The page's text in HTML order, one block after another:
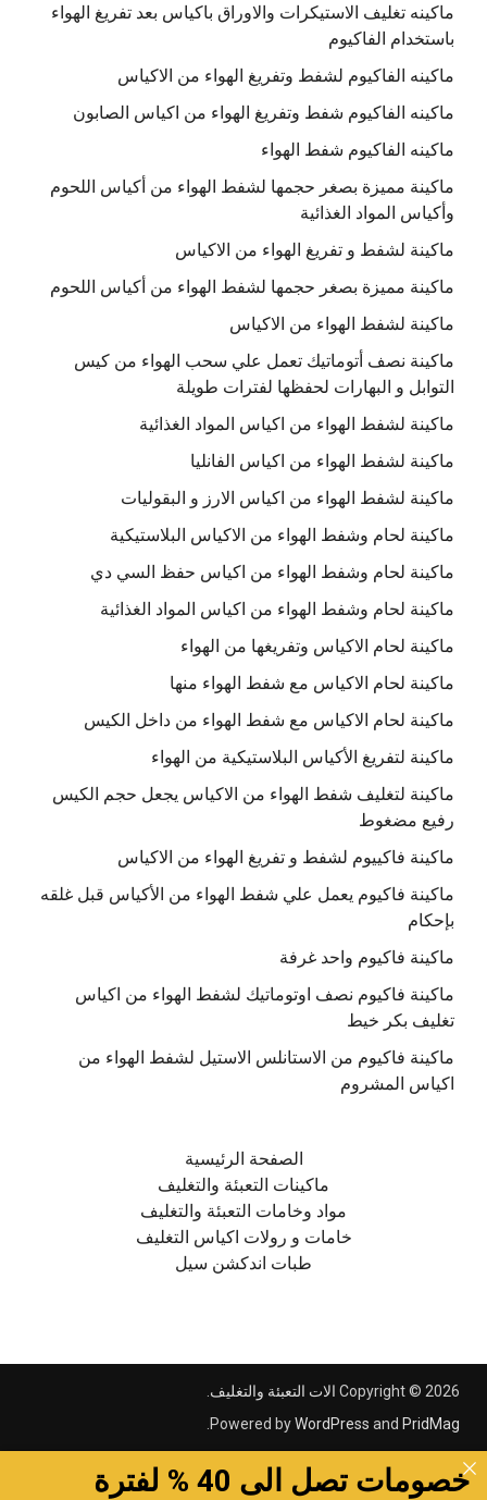
ماكينه تغليف الاستيكرات والاوراق باكياس بعد تفريغ الهواء
باستخدام الفاكيوم
ماكينه الفاكيوم لشفط وتفريغ الهواء من الاكياس
ماكينه الفاكيوم شفط وتفريغ الهواء من اكياس الصابون
ماكينه الفاكيوم شفط الهواء
ماكينة مميزة بصغر حجمها لشفط الهواء من أكياس اللحوم
وأكياس المواد الغذائية
ماكينة لشفط و تفريغ الهواء من الاكياس
ماكينة مميزة بصغر حجمها لشفط الهواء من أكياس اللحوم
ماكينة لشفط الهواء من الاكياس
ماكينة نصف أتوماتيك تعمل علي سحب الهواء من كيس
التوابل و البهارات لحفظها لفترات طويلة
ماكينة لشفط الهواء من اكياس المواد الغذائية
ماكينة لشفط الهواء من اكياس الفانليا
ماكينة لشفط الهواء من اكياس الارز و البقوليات
ماكينة لحام وشفط الهواء من الاكياس البلاستيكية
ماكينة لحام وشفط الهواء من اكياس حفظ السي دي
ماكينة لحام وشفط الهواء من اكياس المواد الغذائية
ماكينة لحام الاكياس وتفريغها من الهواء
ماكينة لحام الاكياس مع شفط الهواء منها
ماكينة لحام الاكياس مع شفط الهواء من داخل الكيس
ماكينة لتفريغ الأكياس البلاستيكية من الهواء
ماكينة لتغليف شفط الهواء من الاكياس يجعل حجم الكيس
رفيع مضغوط
ماكينة فاكييوم لشفط و تفريغ الهواء من الاكياس
ماكينة فاكيوم يعمل علي شفط الهواء من الأكياس قبل غلقه
بإحكام
ماكينة فاكيوم واحد غرفة
ماكينة فاكيوم نصف اوتوماتيك لشفط الهواء من اكياس
تغليف بكر خيط
ماكينة فاكيوم من الاستانلس الاستيل لشفط الهواء من
اكياس المشروم
الصفحة الرئيسية
ماكينات التعبئة والتغليف
مواد وخامات التعبئة والتغليف
خامات و رولات اكياس التغليف
طبات اندكشن سيل
Copyright © 2026 الات التعبئة والتغليف
Powered byWordPress and PridMag
خصومات تصل الى 40 % لفترة